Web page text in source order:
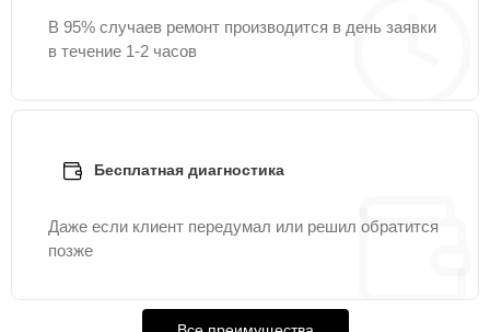
В 95% случаев ремонт производится в день заявки
в течение 1-2 часов
Бесплатная диагностика
Даже если клиент передумал или решил обратится
позже